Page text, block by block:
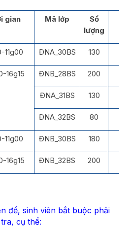
gian Mã lớp
Số
lượng
11g00 ĐNA_30BS 130
16g15 ĐNB_28BS 200
ĐNA_31BS 130
ĐNA_32BS 80
11g00 ĐNB_30BS 180
16g15 ĐNB_32BS 200
đề, sinh viên bắt buộc phải
cụ thể: